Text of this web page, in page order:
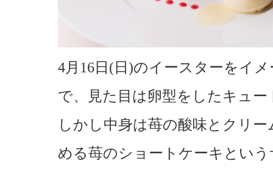
4月16日(日)のイースターをイ
で、見た目は卵型をしたキュ
しかし中身は苺の酸味とクリ
める苺のショートケーキとい